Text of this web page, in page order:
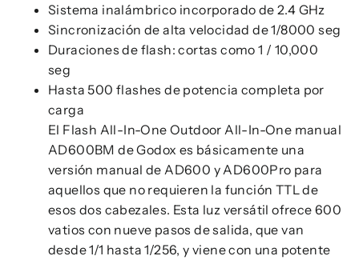
Sistema inalámbrico incorporado de 2.4 GHz
Sincronización de alta velocidad de 1/8000 seg
Duraciones de flash: cortas como 1 / 10,000
seg
Hasta 500 flashes de potencia completa por
carga
El Flash All-In-One Outdoor All-In-One manual
AD600BM de Godox es básicamente una
versión manual de AD600 y AD600Pro para
aquellos que no requieren la función TTL de
esos dos cabezales. Esta luz versátil ofrece 600
vatios con nueve pasos de salida, que van
desde 1/1 hasta 1/256, y viene con una potente